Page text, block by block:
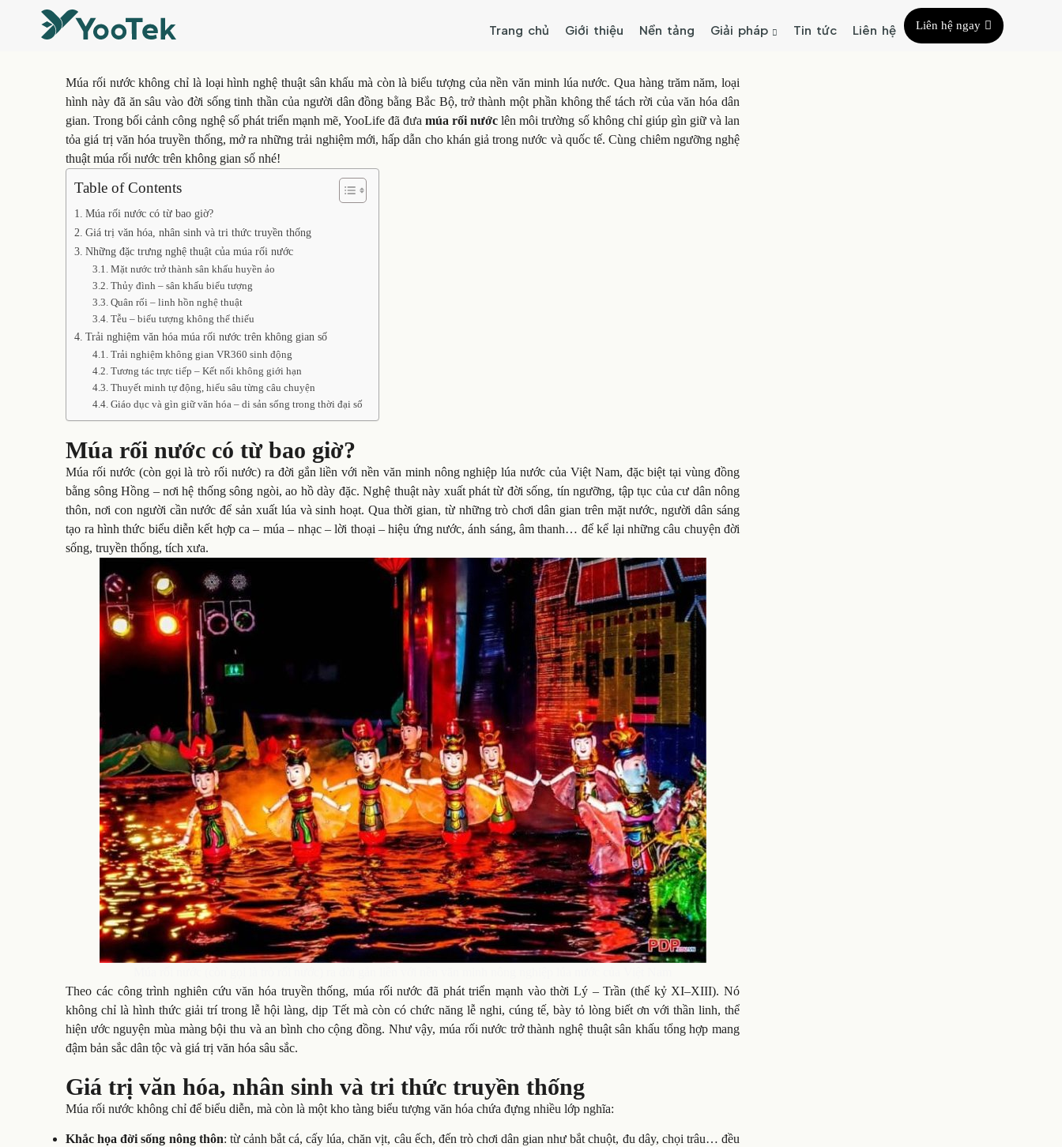
Trang chủ Giới thiệu Nền tảng Giải pháp Tin tức Liên hệ Liên hệ ngay
Múa rối nước không chỉ là loại hình nghệ thuật sân khấu mà còn là biểu tượng của nền văn minh lúa nước. Qua hàng trăm năm, loại
hình này đã ăn sâu vào đời sống tinh thần của người dân đồng bằng Bắc Bộ, trở thành một phần không thể tách rời của văn hóa dân
gian. Trong bối cảnh công nghệ số phát triển mạnh mẽ, YooLife đã đưamúa rối nước lên môi trường số không chỉ giúp gìn giữ và lan
tỏa giá trị văn hóa truyền thống, mở ra những trải nghiệm mới, hấp dẫn cho khán giả trong nước và quốc tế. Cùng chiêm ngưỡng nghệ
thuật múa rối nước trên không gian số nhé!
Table of Contents
Múa rối nước có từ bao giờ?
Giá trị văn hóa, nhân sinh và tri thức truyền thống
Những đặc trưng nghệ thuật của múa rối nước
Mặt nước trở thành sân khấu huyền ảo
Thủy đình – sân khấu biểu tượng
Quân rối – linh hồn nghệ thuật
Tễu – biểu tượng không thể thiếu
Trải nghiệm văn hóa múa rối nước trên không gian số
Trải nghiệm không gian VR360 sinh động
Tương tác trực tiếp – Kết nối không giới hạn
Thuyết minh tự động, hiểu sâu từng câu chuyện
Giáo dục và gìn giữ văn hóa – di sản sống trong thời đại số
Múa rối nước có từ bao giờ?
Múa rối nước (còn gọi là trò rối nước) ra đời gắn liền với nền văn minh nông nghiệp lúa nước của Việt Nam, đặc biệt tại vùng đồng
bằng sông Hồng – nơi hệ thống sông ngòi, ao hồ dày đặc. Nghệ thuật này xuất phát từ đời sống, tín ngưỡng, tập tục của cư dân nông
thôn, nơi con người cần nước để sản xuất lúa và sinh hoạt. Qua thời gian, từ những trò chơi dân gian trên mặt nước, người dân sáng
tạo ra hình thức biểu diễn kết hợp ca – múa – nhạc – lời thoại – hiệu ứng nước, ánh sáng, âm thanh… để kể lại những câu chuyện đời
sống, truyền thống, tích xưa.
Theo các công trình nghiên cứu văn hóa truyền thống, múa rối nước đã phát triển mạnh vào thời Lý – Trần (thế kỷ XI–XIII). Nó
không chỉ là hình thức giải trí trong lễ hội làng, dịp Tết mà còn có chức năng lễ nghi, cúng tế, bày tỏ lòng biết ơn với thần linh, thể
hiện ước nguyện mùa màng bội thu và an bình cho cộng đồng. Như vậy, múa rối nước trở thành nghệ thuật sân khấu tổng hợp mang
đậm bản sắc dân tộc và giá trị văn hóa sâu sắc.
Giá trị văn hóa, nhân sinh và tri thức truyền thống
Múa rối nước không chỉ để biểu diễn, mà còn là một kho tàng biểu tượng văn hóa chứa đựng nhiều lớp nghĩa:
Khắc họa đời sống nông thôn: từ cảnh bắt cá, cấy lúa, chăn vịt, câu ếch, đến trò chơi dân gian như bắt chuột, đu dây, chọi trâu… đều